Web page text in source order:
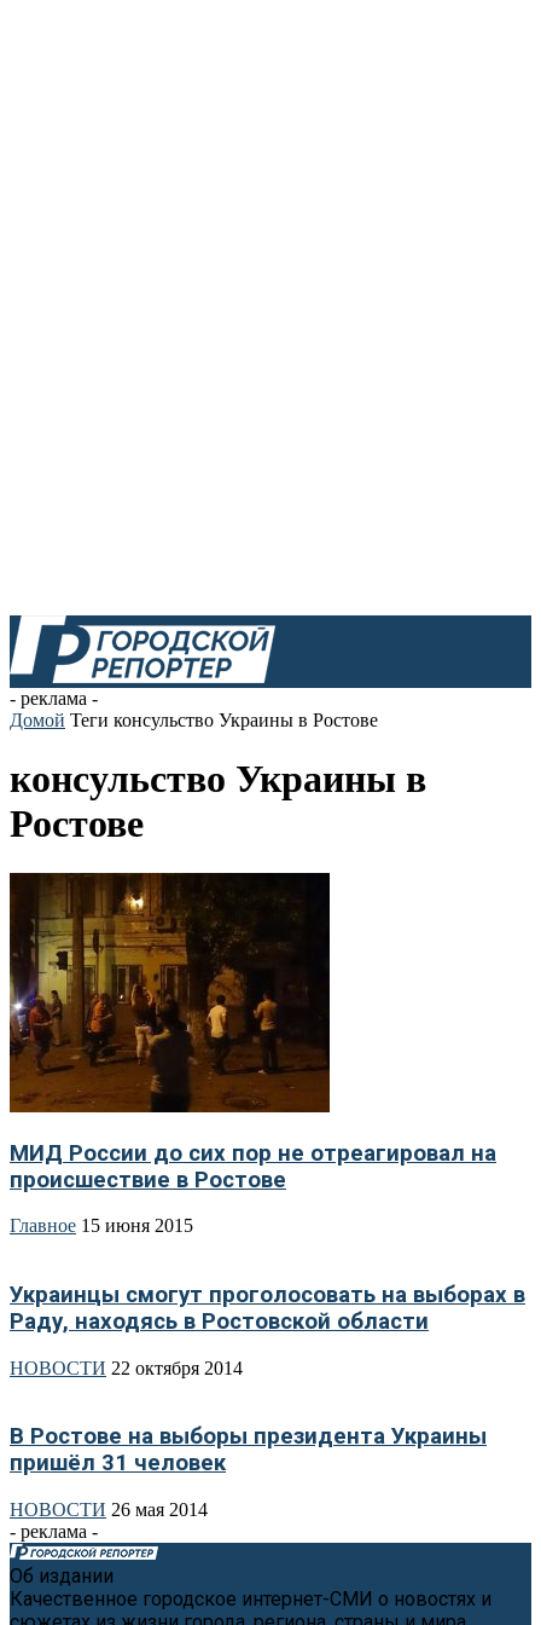
- реклама -
Домой Теги консульство Украины в Ростове
консульство Украины в
Ростове
МИД России до сих пор не отреагировал на
происшествие в Ростове
Главное 15 июня 2015
Украинцы смогут проголосовать на выборах в
Раду, находясь в Ростовской области
НОВОСТИ 22 октября 2014
В Ростове на выборы президента Украины
пришёл 31 человек
НОВОСТИ 26 мая 2014
- реклама -
Об издании
Качественное городское интернет-СМИ о новостях и